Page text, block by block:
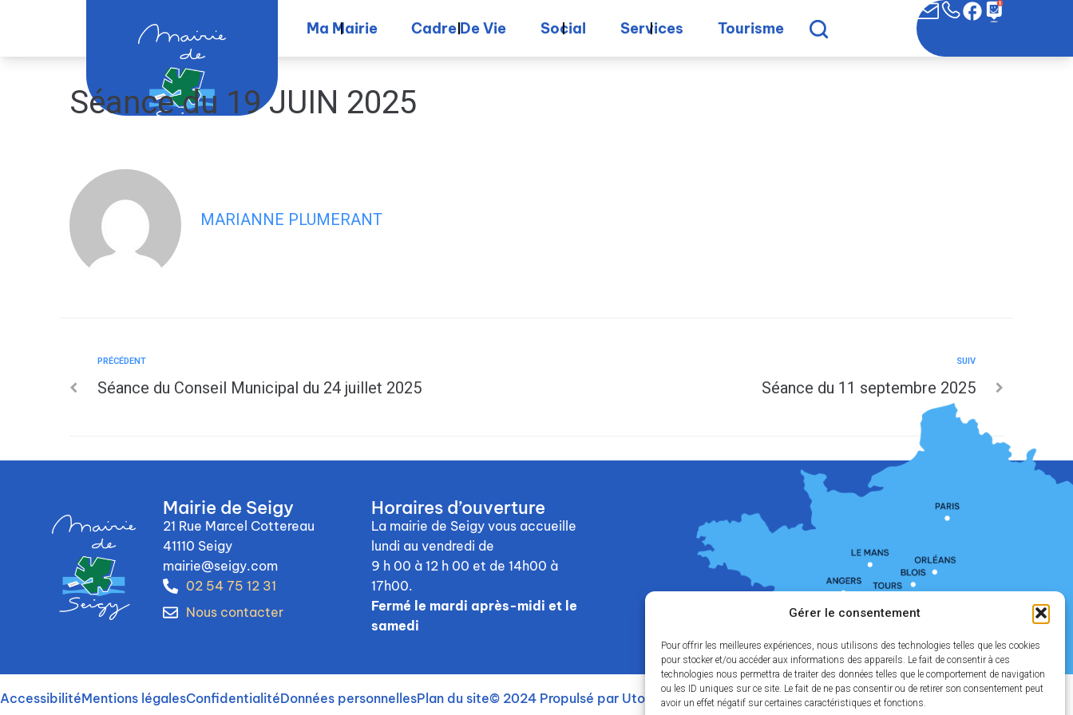
Gérer le consentement
Pour offrir les meilleures expériences, nous utilisons des technologies telles que les cookies
pour stocker et/ou accéder aux informations des appareils. Le fait de consentir à ces
technologies nous permettra de traiter des données telles que le comportement de navigation
ou les ID uniques sur ce site. Le fait de ne pas consentir ou de retirer son consentement peut
avoir un effet négatif sur certaines caractéristiques et fonctions.
Ma Mairie Cadre De Vie Social Services Tourisme
Séance du 19 JUIN 2025
MARIANNE PLUMERANT
PRÉCÉDENT
Séance du Conseil Municipal du 24 juillet 2025
SUIV
Séance du 11 septembre 2025
Mairie de Seigy
21 Rue Marcel Cottereau
41110 Seigy
mairie@seigy.com
02 54 75 12 31
Nous contacter
Horaires d’ouverture
La mairie de Seigy vous accueille
lundi au vendredi de
9 h 00 à 12 h 00 et de 14h00 à
17h00.
Fermé le mardi après-midi et le
samedi
AccessibilitéMentions légalesConfidentialitéDonnées personnellesPlan du site© 2024 Propulsé par Utopia